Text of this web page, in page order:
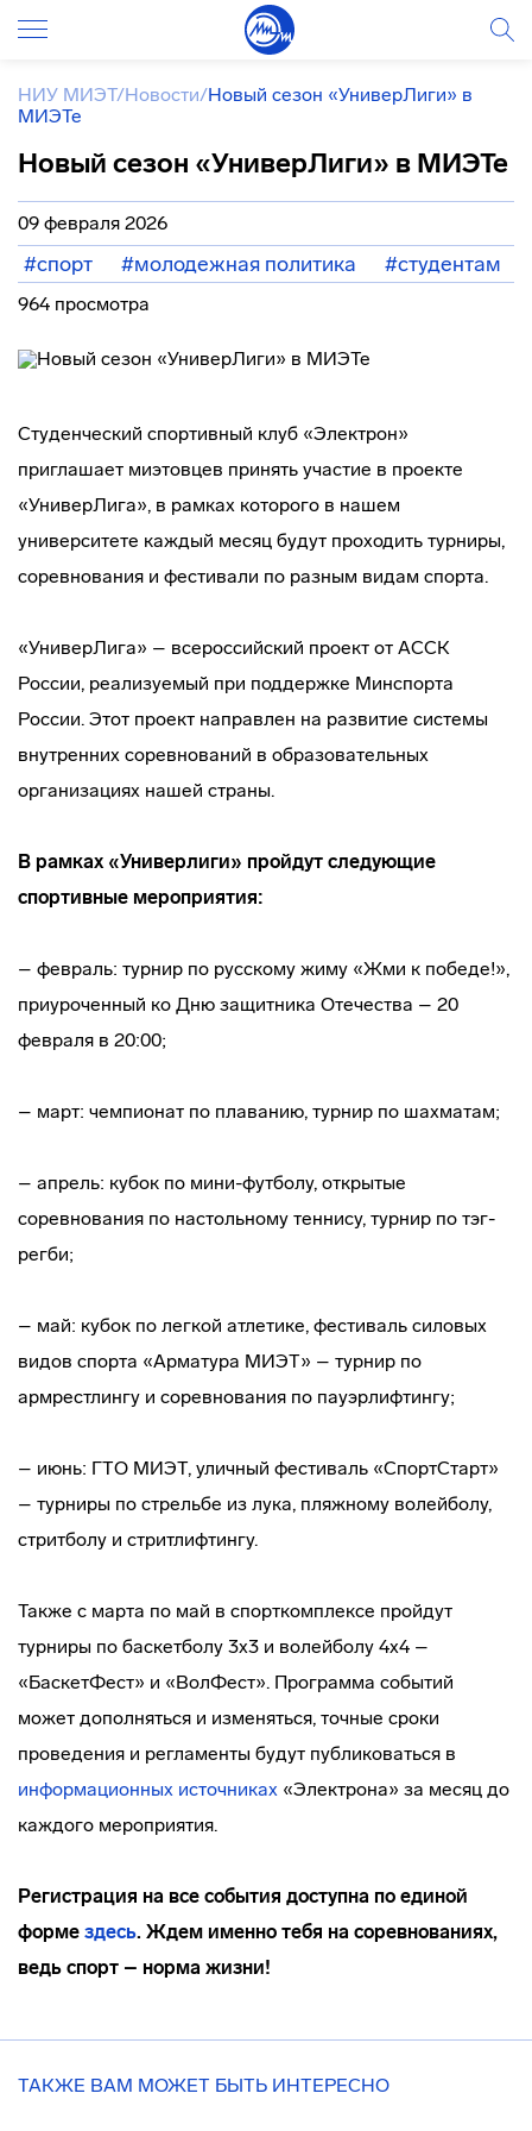
НИУ МИЭТ/Новости/Новый сезон «УниверЛиги» в
МИЭТе
Новый сезон «УниверЛиги» в МИЭТе
09 февраля 2026
#спорт #молодежная политика #студентам
964 просмотра
Студенческий спортивный клуб «Электрон»
приглашает миэтовцев принять участие в проекте
«УниверЛига», в рамках которого в нашем
университете каждый месяц будут проходить турниры,
соревнования и фестивали по разным видам спорта.
«УниверЛига» – всероссийский проект от АССК
России, реализуемый при поддержке Минспорта
России. Этот проект направлен на развитие системы
внутренних соревнований в образовательных
организациях нашей страны.
В рамках «Универлиги» пройдут следующие
спортивные мероприятия:
– февраль: турнир по русскому жиму «Жми к победе!»,
приуроченный ко Дню защитника Отечества – 20
февраля в 20:00;
– март: чемпионат по плаванию, турнир по шахматам;
– апрель: кубок по мини-футболу, открытые
соревнования по настольному теннису, турнир по тэг-
регби;
– май: кубок по легкой атлетике, фестиваль силовых
видов спорта «Арматура МИЭТ» – турнир по
армрестлингу и соревнования по пауэрлифтингу;
– июнь: ГТО МИЭТ, уличный фестиваль «СпортСтарт»
– турниры по стрельбе из лука, пляжному волейболу,
стритболу и стритлифтингу.
Также с марта по май в спорткомплексе пройдут
турниры по баскетболу 3х3 и волейболу 4х4 –
«БаскетФест» и «ВолФест». Программа событий
может дополняться и изменяться, точные сроки
проведения и регламенты будут публиковаться в
информационных источниках «Электрона» за месяц до
каждого мероприятия.
Регистрация на все события доступна по единой
форме здесь. Ждем именно тебя на соревнованиях,
ведь спорт – норма жизни!
ТАКЖЕ ВАМ МОЖЕТ БЫТЬ ИНТЕРЕСНО